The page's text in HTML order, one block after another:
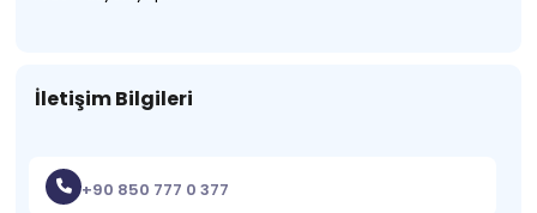
İletişim Bilgileri
+90 850 777 0 377